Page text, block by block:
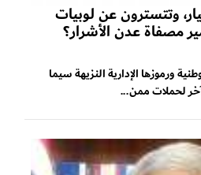
وتتسترون عن لوبيات
مصفاة عدن الأشرار؟
ورموزها الإدارية النزيهة سيما
لحملات ممن...